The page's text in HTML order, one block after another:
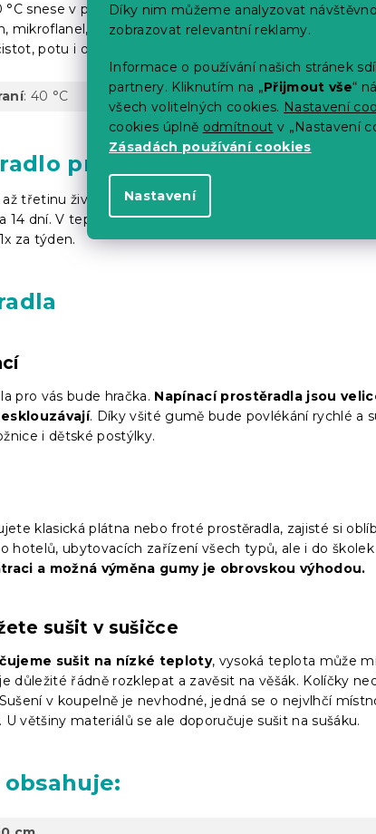
Díky nim můžeme analyzovat
zobrazovat relevantní reklamy.
Informace o používání našich stránek
partnery. Kliknutím na „Přijmout vše“
všech volitelných cookies. Nastavení
cookies úplně odmítnout v „Nastavení
Zásadách používání cookies
Nastavení
°C snese v podstatě každý materiál. Ložní prádlo se
mikroflanel, froté, jersey nebo krep je možné prát na
potu i odumřelých buněk.
: 40 °C
prát?
třetinu života. Praní ložního prádla by tedy mělo být
14 dní. V teplých měsících, u lidí s vyšší potivostí nebo
za týden.
pro vás bude hračka. Napínací prostěradla jsou
. Díky všité gumě bude povlékání rychlé a
i dětské postýlky.
klasická plátna nebo froté prostěradla, zajisté si
hotelů, ubytovacích zařízení všech typů, ale i do
a možná výměna gumy je obrovskou výhodou.
sušit v sušičce
sušit na nízké teploty, vysoká teplota může
důležité řádně rozklepat a zavěsit na věšák. Kolíčky
v koupelně je nevhodné, jedná se o nejvlhčí
většiny materiálů se ale doporučuje sušit na sušáku.